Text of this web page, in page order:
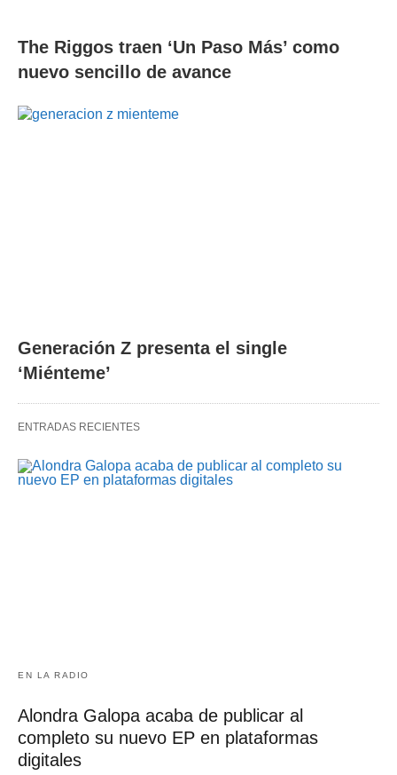
The Riggos traen ‘Un Paso Más’ como
nuevo sencillo de avance
Generación Z presenta el single
‘Miénteme’
ENTRADAS RECIENTES
EN LA RADIO
Alondra Galopa acaba de publicar al
completo su nuevo EP en plataformas
digitales